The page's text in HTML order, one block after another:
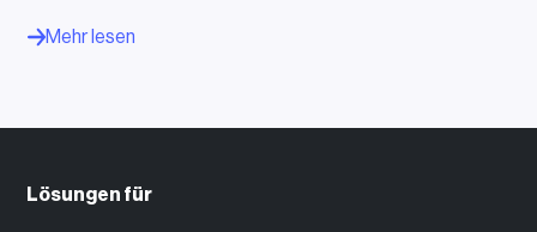
Mehr lesen
Lösungen für